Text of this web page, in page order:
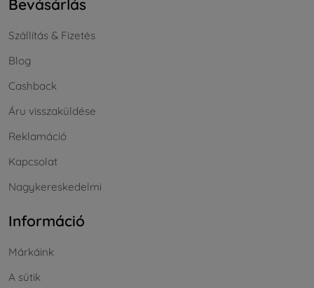
Bevásárlás
Szállítás & Fizetés
Blog
Cashback
Áru visszaküldése
Reklamáció
Kapcsolat
Nagykereskedelmi
Információ
Márkáink
A sütik